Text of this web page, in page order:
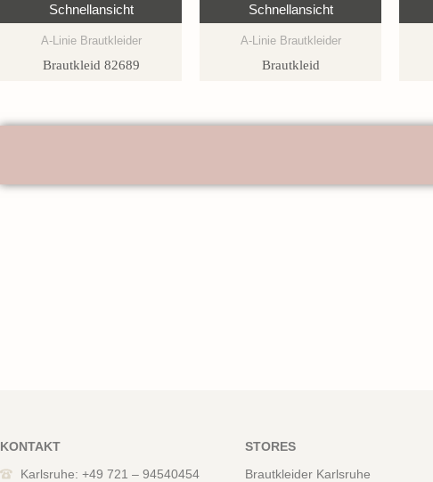
Schnellansicht
A-Linie Brautkleider
Brautkleid 82689
Schnellansicht
A-Linie Brautkleider
Brautkleid
KONTAKT
Karlsruhe: +49 721 – 94540454
STORES
Brautkleider Karlsruhe